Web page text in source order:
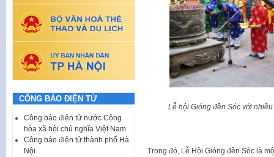
Lễ hội Gióng đền Sóc với
Trong đó, Lễ Hội Gióng đền Sóc là
CÔNG BÁO ĐIỆN TỬ
Công báo điện tử nước Cộng
hòa xã hội chủ nghĩa Việt Nam
Công báo điện tử thành phố Hà
Nội